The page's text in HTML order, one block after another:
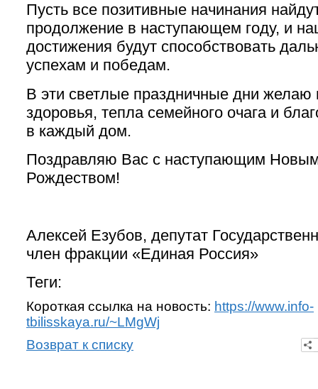
Пусть все позитивные начинания
продолжение в наступающем году, и
достижения будут способствовать
успехам и победам.
В эти светлые праздничные дни
здоровья, тепла семейного очага и
в каждый дом.
Поздравляю Вас с наступающим
Рождеством!
Алексей Езубов, депутат
член фракции «Единая Россия»
Теги:
Короткая ссылка на новость: https://www.info-
tbilisskaya.ru/~LMgWj
Возврат к списку